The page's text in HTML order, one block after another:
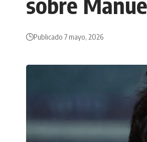
Publicado 7 mayo, 2026